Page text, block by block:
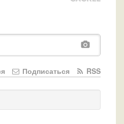
RSS
Подписаться